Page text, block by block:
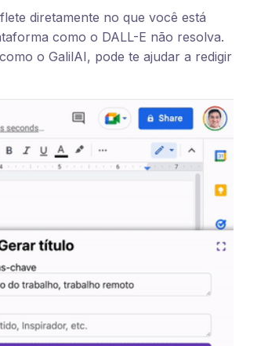
diretamente no que você está
como o DALL-E não resolva.
o GalilAI, pode te ajudar a redigir